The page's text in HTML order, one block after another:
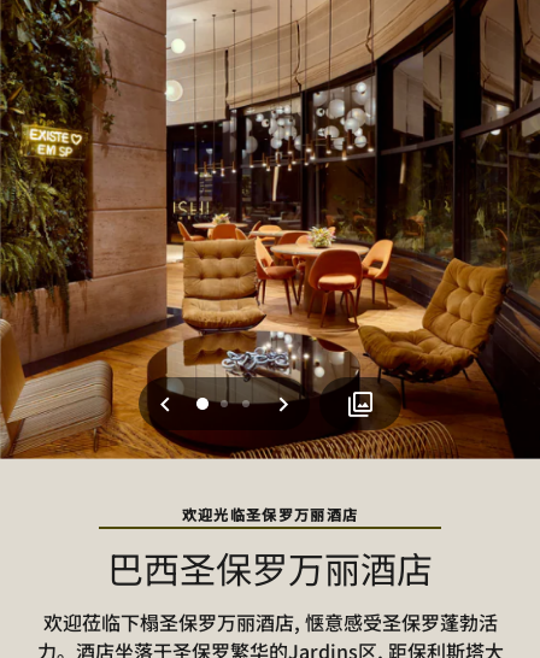
上一页
012 下一页
欢迎光临圣保罗万丽酒店
巴西圣保罗万丽酒店
欢迎莅临下榻圣保罗万丽酒店, 惬意感受圣保罗蓬勃活
力。酒店坐落于圣保罗繁华的Jardins区, 距保利斯塔大